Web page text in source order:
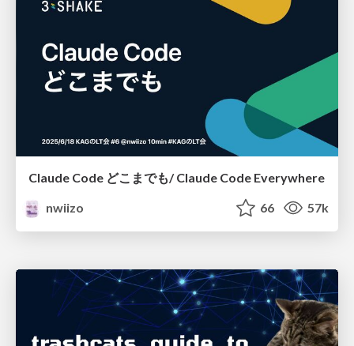
Claude Code どこまでも/ Claude Code Everywhere
nwiizo
66 57k